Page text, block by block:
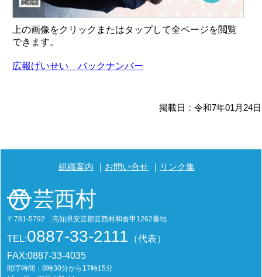
上の画像をクリックまたはタップして全ページを閲覧
できます。
広報げいせい バックナンバー
掲載日：令和7年01月24日
組織案内 お問い合せ リンク集
芸西村
〒781-5792 高知県安芸郡芸西村和食甲1262番地
TEL:0887-33-2111 （代表）
FAX:0887-33-4035
開庁時間：8時30分から17時15分